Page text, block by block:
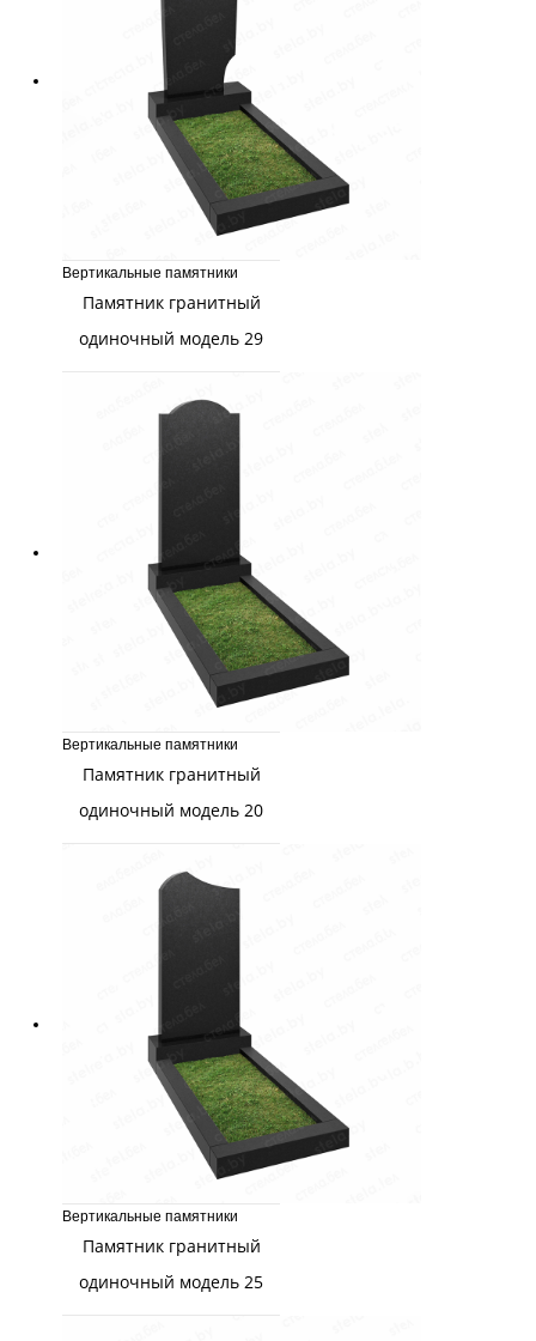
Вертикальные памятники
Памятник гранитный
одиночный модель 29
Вертикальные памятники
Памятник гранитный
одиночный модель 20
Вертикальные памятники
Памятник гранитный
одиночный модель 25